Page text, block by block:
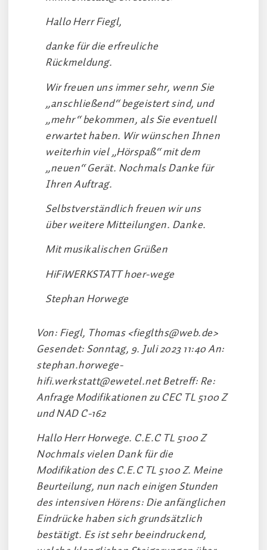
Hallo Herr Fiegl,
danke für die erfreuliche
Rückmeldung.
Wir freuen uns immer sehr, wenn Sie
„anschließend“ begeistert sind, und
„mehr“ bekommen, als Sie eventuell
erwartet haben. Wir wünschen Ihnen
weiterhin viel „Hörspaß“ mit dem
„neuen“ Gerät. Nochmals Danke für
Ihren Auftrag.
Selbstverständlich freuen wir uns
über weitere Mitteilungen. Danke.
Mit musikalischen Grüßen
HiFiWERKSTATT hoer-wege
Stephan Horwege
Von: Fiegl, Thomas<fieglths@web.de>
Gesendet: Sonntag, 9. Juli 2023 11:40 An:
stephan.horwege-
hifi.werkstatt@ewetel.netBetreff: Re:
Anfrage Modifikationen zu CEC TL 5100 Z
und NAD C-162
Hallo Herr Horwege. C.E.C TL 5100 Z
Nochmals vielen Dank für die
Modifikation des C.E.C TL 5100 Z. Meine
Beurteilung, nun nach einigen Stunden
des intensiven Hörens: Die anfänglichen
Eindrücke haben sich grundsätzlich
bestätigt. Es ist sehr beeindruckend,